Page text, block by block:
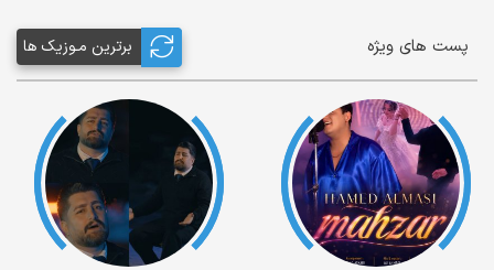
پست های ویژه برترین مـوزیک ها